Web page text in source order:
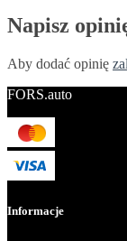
Napisz
Aby dodać opinię
FORS.auto
Informacje